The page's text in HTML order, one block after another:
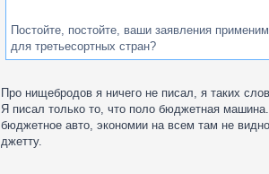
Постойте, постойте, ваши заявления
для третьесортных стран?
Про нищебродов я ничего не писал, я таких
Я писал только то, что поло бюджетная
бюджетное авто, экономии на всем там не
джетту.